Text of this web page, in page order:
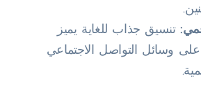
تنسيق جذاب للغاية يميز
وسائل التواصل الاجتماعي